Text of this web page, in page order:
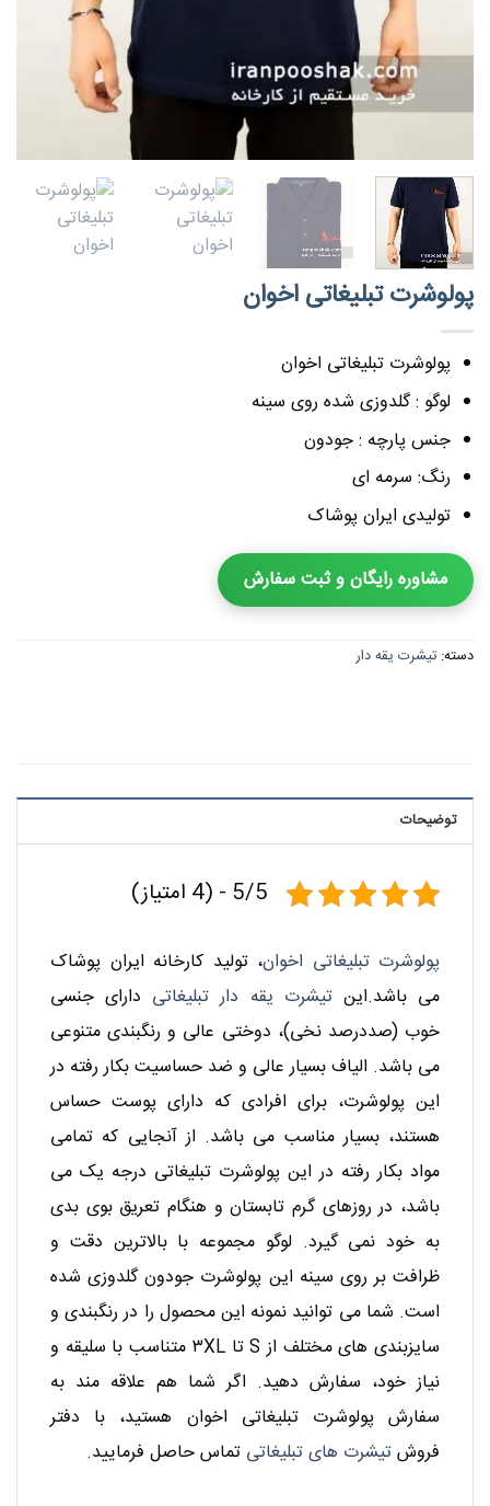
پولوشرت تبلیغاتی اخوان
پولوشرت تبلیغاتی اخوان
لوگو : گلدوزی شده روی سینه
جنس پارچه : جودون
رنگ: سرمه ای
تولیدی ایران پوشاک
مشاوره رایگان و ثبت سفارش
دسته: تیشرت یقه دار
توضیحات
5/5 - (4 امتیاز)
پولوشرت تبلیغاتی اخوان، تولید کارخانه ایران پوشاک
می باشد.اینتیشرت یقه دار تبلیغاتی دارای جنسی
خوب (صددرصد نخی)، دوختی عالی و رنگبندی متنوعی
می باشد. الیاف بسیار عالی و ضد حساسیت بکار رفته در
این پولوشرت، برای افرادی که دارای پوست حساس
هستند، بسیار مناسب می باشد. از آنجایی که تمامی
مواد بکار رفته در این پولوشرت تبلیغاتی درجه یک می
باشد، در روزهای گرم تابستان و هنگام تعریق بوی بدی
به خود نمی گیرد. لوگو مجموعه با بالاترین دقت و
ظرافت بر روی سینه این پولوشرت جودون گلدوزی شده
است. شما می توانید نمونه این محصول را در رنگبندی و
سایزبندی های مختلف از S تا ۳XL متناسب با سلیقه و
نیاز خود، سفارش دهید. اگر شما هم علاقه مند به
سفارش پولوشرت تبلیغاتی اخوان هستید، با دفتر
فروشتیشرت های تبلیغاتی تماس حاصل فرمایید.